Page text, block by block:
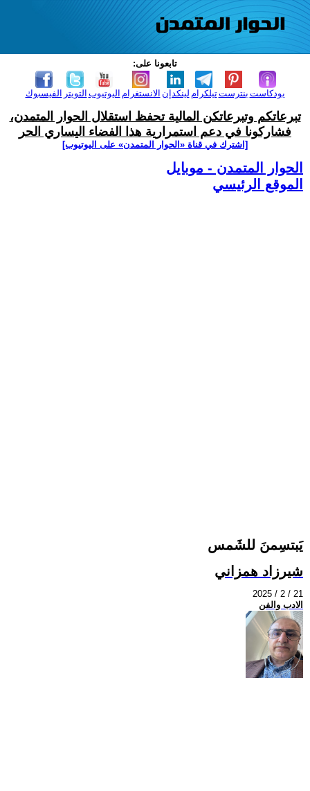
تابعونا على:
الفيسبوك التويتر اليوتيوب الانستغرام لينكدإن تيلكرامبنترست بودكاست
تبرعاتكم وتبرعاتكن المالية تحفظ استقلال الحوار المتمدن،
فشاركونا في دعم استمرارية هذا الفضاء اليساري الحر
[اشترك في قناة ‫«الحوار المتمدن» على اليوتيوب]
الحوار المتمدن - موبايل
الموقع الرئيسي
يَبتسِمنَ للشَمس
شيرزاد همزاني
2025 / 2 / 21
الادب والفن